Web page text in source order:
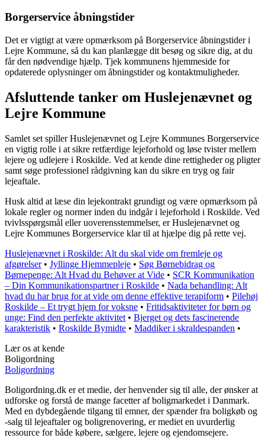
Borgerservice åbningstider
Det er vigtigt at være opmærksom på Borgerservice åbningstider i
Lejre Kommune, så du kan planlægge dit besøg og sikre dig, at du
får den nødvendige hjælp. Tjek kommunens hjemmeside for
opdaterede oplysninger om åbningstider og kontaktmuligheder.
Afsluttende tanker om Huslejenævnet og
Lejre Kommune
Samlet set spiller Huslejenævnet og Lejre Kommunes Borgerservice
en vigtig rolle i at sikre retfærdige lejeforhold og løse tvister mellem
lejere og udlejere i Roskilde. Ved at kende dine rettigheder og pligter
samt søge professionel rådgivning kan du sikre en tryg og fair
lejeaftale.
Husk altid at læse din lejekontrakt grundigt og være opmærksom på
lokale regler og normer inden du indgår i lejeforhold i Roskilde. Ved
tvivlsspørgsmål eller uoverensstemmelser, er Huslejenævnet og
Lejre Kommunes Borgerservice klar til at hjælpe dig på rette vej.
Huslejenævnet i Roskilde: Alt du skal vide om fremleje og
afgørelser• Jyllinge Hjemmepleje • Søg Børnebidrag og
Børnepenge: Alt Hvad du Behøver at Vide • SCR Kommunikation
– Din Kommunikationspartner i Roskilde • Nada behandling: Alt
hvad du har brug for at vide om denne effektive terapiform • Pilehøj
Roskilde – Et trygt hjem for voksne • Fritidsaktiviteter for børn og
unge: Find den perfekte aktivitet • Bjerget og dets fascinerende
karakteristik • Roskilde Bymidte • Maddiker i skraldespanden •
Lær os at kende
Boligordning
Boligordning
Boligordning.dk er et medie, der henvender sig til alle, der ønsker at
udforske og forstå de mange facetter af boligmarkedet i Danmark.
Med en dybdegående tilgang til emner, der spænder fra boligkøb og
-salg til lejeaftaler og boligrenovering, er mediet en uvurderlig
ressource for både købere, sælgere, lejere og ejendomsejere.